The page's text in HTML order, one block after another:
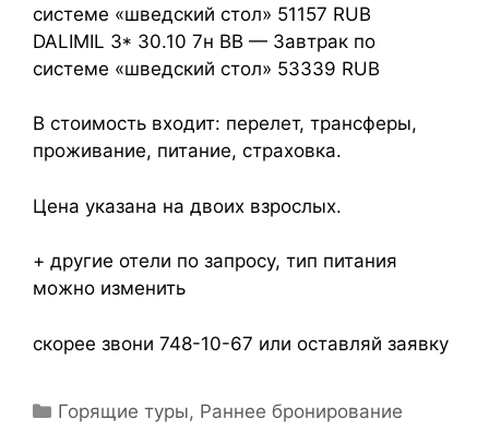
системе «шведский стол» 51157 RUB
DALIMIL 3* 30.10 7н BB — Завтрак по
системе «шведский стол» 53339 RUB
В стоимость входит: перелет, трансферы,
проживание, питание, страховка.
Цена указана на двоих взрослых.
+ другие отели по запросу, тип питания
можно изменить
скорее звони 748-10-67 или оставляй заявку
Горящие туры, Раннее бронирование